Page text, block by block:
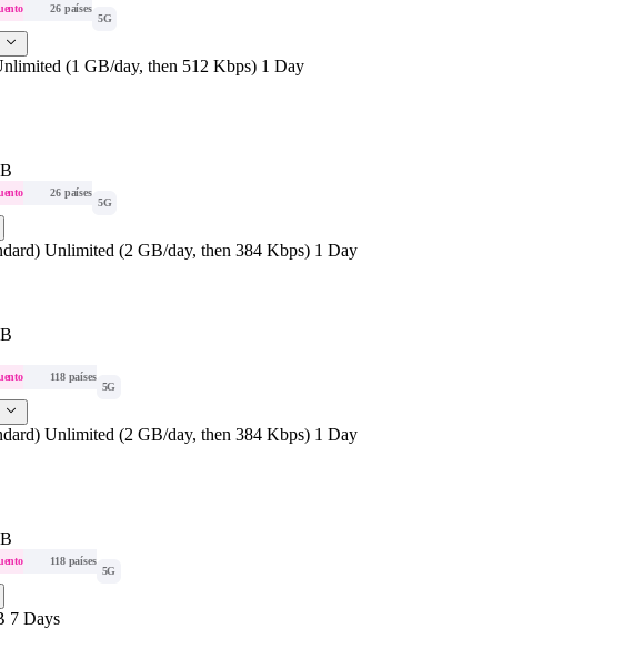
26 países
5G
(1 GB/day, then 512 Kbps) 1 Day
26 países
5G
Unlimited (2 GB/day, then 384 Kbps) 1 Day
118 países
5G
Unlimited (2 GB/day, then 384 Kbps) 1 Day
118 países
5G
7 Days